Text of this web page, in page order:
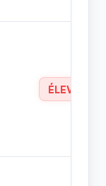
ÉLEVÉ